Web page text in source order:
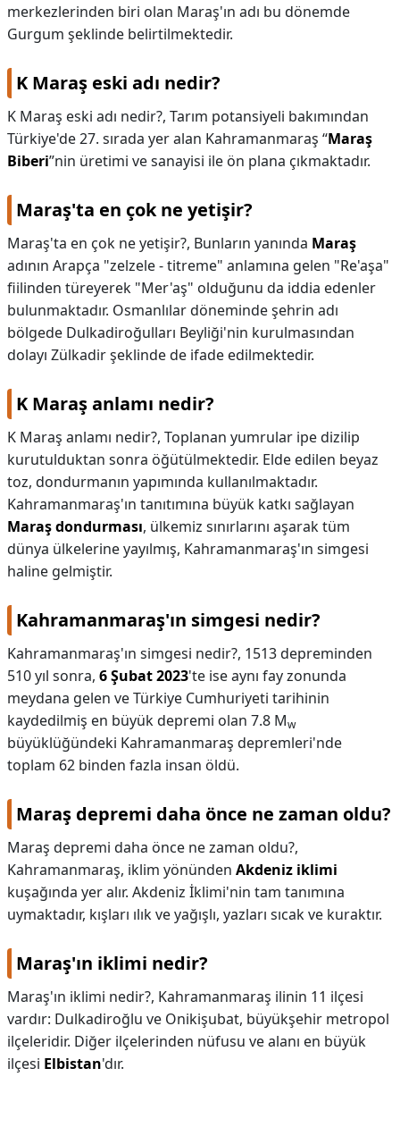
merkezlerinden biri olan Maraş'ın adı bu dönemde
Gurgum şeklinde belirtilmektedir.
K Maraş eski adı nedir?
K Maraş eski adı nedir?, Tarım potansiyeli bakımından
Türkiye'de 27. sırada yer alan Kahramanmaraş “Maraş
Biberi”nin üretimi ve sanayisi ile ön plana çıkmaktadır.
Maraş'ta en çok ne yetişir?
Maraş'ta en çok ne yetişir?, Bunların yanında Maraş
adının Arapça "zelzele - titreme" anlamına gelen "Re'aşa"
fiilinden türeyerek "Mer'aş" olduğunu da iddia edenler
bulunmaktadır. Osmanlılar döneminde şehrin adı
bölgede Dulkadiroğulları Beyliği'nin kurulmasından
dolayı Zülkadir şeklinde de ifade edilmektedir.
K Maraş anlamı nedir?
K Maraş anlamı nedir?, Toplanan yumrular ipe dizilip
kurutulduktan sonra öğütülmektedir. Elde edilen beyaz
toz, dondurmanın yapımında kullanılmaktadır.
Kahramanmaraş'ın tanıtımına büyük katkı sağlayan
Maraş dondurması, ülkemiz sınırlarını aşarak tüm
dünya ülkelerine yayılmış, Kahramanmaraş'ın simgesi
haline gelmiştir.
Kahramanmaraş'ın simgesi nedir?
Kahramanmaraş'ın simgesi nedir?, 1513 depreminden
510 yıl sonra, 6 Şubat 2023'te ise aynı fay zonunda
meydana gelen ve Türkiye Cumhuriyeti tarihinin
kaydedilmiş en büyük depremi olan 7.8 Mw
büyüklüğündeki Kahramanmaraş depremleri'nde
toplam 62 binden fazla insan öldü.
Maraş depremi daha önce ne zaman oldu?
Maraş depremi daha önce ne zaman oldu?,
Kahramanmaraş, iklim yönünden Akdeniz iklimi
kuşağında yer alır. Akdeniz İklimi'nin tam tanımına
uymaktadır, kışları ılık ve yağışlı, yazları sıcak ve kuraktır.
Maraş'ın iklimi nedir?
Maraş'ın iklimi nedir?, Kahramanmaraş ilinin 11 ilçesi
vardır: Dulkadiroğlu ve Onikişubat, büyükşehir metropol
ilçeleridir. Diğer ilçelerinden nüfusu ve alanı en büyük
ilçesi Elbistan'dır.